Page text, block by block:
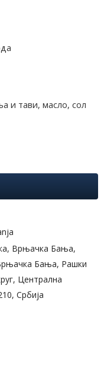
и тави, масло, сол
Врњачка Бања,
Бања, Рашки
Централна
Србија